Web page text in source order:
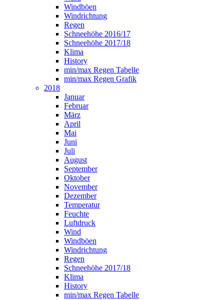
Windböen
Windrichtung
Regen
Schneehöhe 2016/17
Schneehöhe 2017/18
Klima
History
min/max Regen Tabelle
min/max Regen Grafik
2018
Januar
Februar
März
April
Mai
Juni
Juli
August
September
Oktober
November
Dezember
Temperatur
Feuchte
Luftdruck
Wind
Windböen
Windrichtung
Regen
Schneehöhe 2017/18
Klima
History
min/max Regen Tabelle